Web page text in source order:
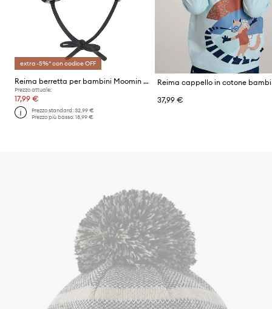
extra -5%* con codice OFF
Reima berretta per bambini Moomin Yngst
Prezzo attuale:
17,99 €
Prezzo standard:32,99 €
Prezzo più basso:18,99 €
37,99 €